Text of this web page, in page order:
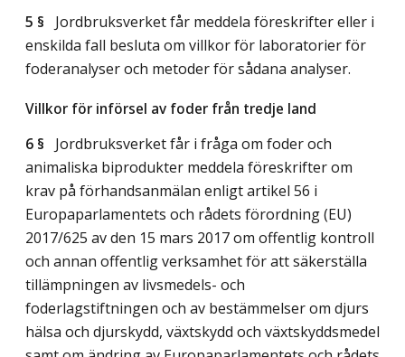
5 § Jordbruksverket får meddela föreskrifter eller i
enskilda fall besluta om villkor för laboratorier för
foderanalyser och metoder för sådana analyser.
Villkor för införsel av foder från tredje land
6 § Jordbruksverket får i fråga om foder och
animaliska biprodukter meddela föreskrifter om
krav på förhandsanmälan enligt artikel 56 i
Europaparlamentets och rådets förordning (EU)
2017/625 av den 15 mars 2017 om offentlig kontroll
och annan offentlig verksamhet för att säkerställa
tillämpningen av livsmedels- och
foderlagstiftningen och av bestämmelser om djurs
hälsa och djurskydd, växtskydd och växtskyddsmedel